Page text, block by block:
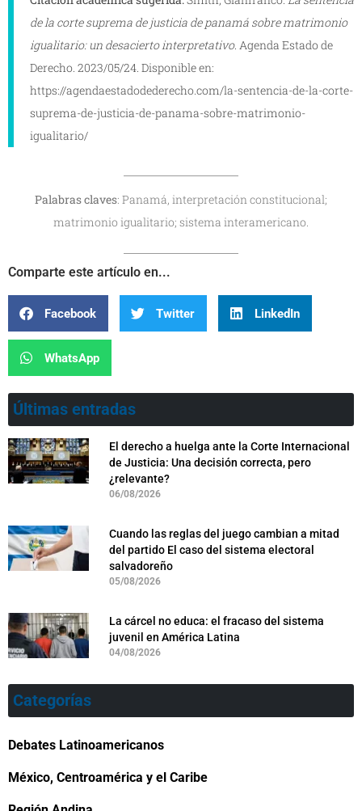
de la corte suprema de justicia de panamá sobre matrimonio
igualitario: un desacierto interpretativo. Agenda Estado de
Derecho. 2023/05/24. Disponible en:
https://agendaestadodederecho.com/la-sentencia-de-la-corte-
suprema-de-justicia-de-panama-sobre-matrimonio-
igualitario/
Palabras claves: Panamá, interpretación constitucional;
matrimonio igualitario; sistema interamericano.
Comparte este artículo en...
Facebook Twitter LinkedIn
WhatsApp
Últimas entradas
El derecho a huelga ante la Corte Internacional
de Justicia: Una decisión correcta, pero
¿relevante?
06/08/2026
Cuando las reglas del juego cambian a mitad
del partido El caso del sistema electoral
salvadoreño
05/08/2026
La cárcel no educa: el fracaso del sistema
juvenil en América Latina
04/08/2026
Categorías
Debates Latinoamericanos
México, Centroamérica y el Caribe